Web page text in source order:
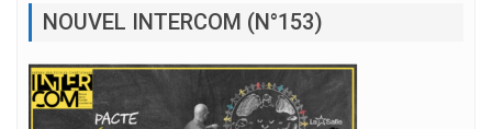
NOUVEL INTERCOM (N°153)